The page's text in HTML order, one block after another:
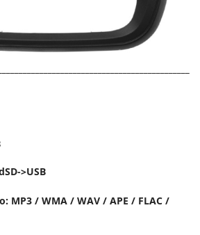
>USB
MP3 / WMA / WAV / APE / FLAC /